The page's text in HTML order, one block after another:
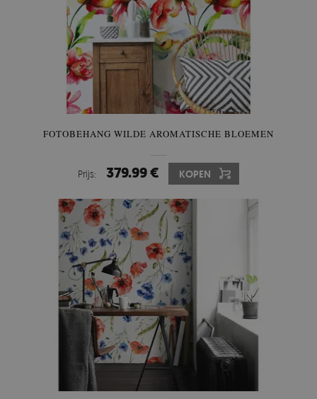
FOTOBEHANG WILDE AROMATISCHE BLOEMEN
Prijs: 379.99 € KOPEN